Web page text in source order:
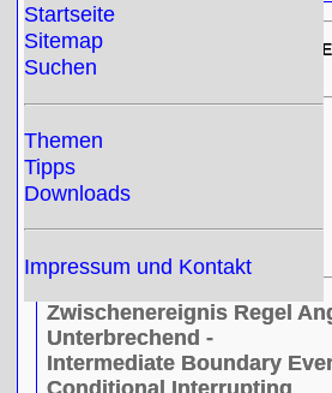
Startseite
Sitemap
Suchen
Themen
Tipps
Downloads
Impressum und Kontakt
EU-DSGVO:
- Null!
0
F
L
M
Zwischenereignis Regel
Unterbrechend -
Intermediate Boundary